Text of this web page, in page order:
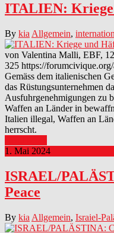
ITALIEN:
By kia Allgemein,
von Valentina Malli, EBF,
325 https://
Gemäss dem italienischen
das Rüstungsunternehmen
Ausfuhrgenehmigungen zu
Waffen an Länder in
Italien illegal, Waffen an
herrscht.
1. Mai 2024
ISRAEL/
Peace
By kia Allgemein, Israiel-